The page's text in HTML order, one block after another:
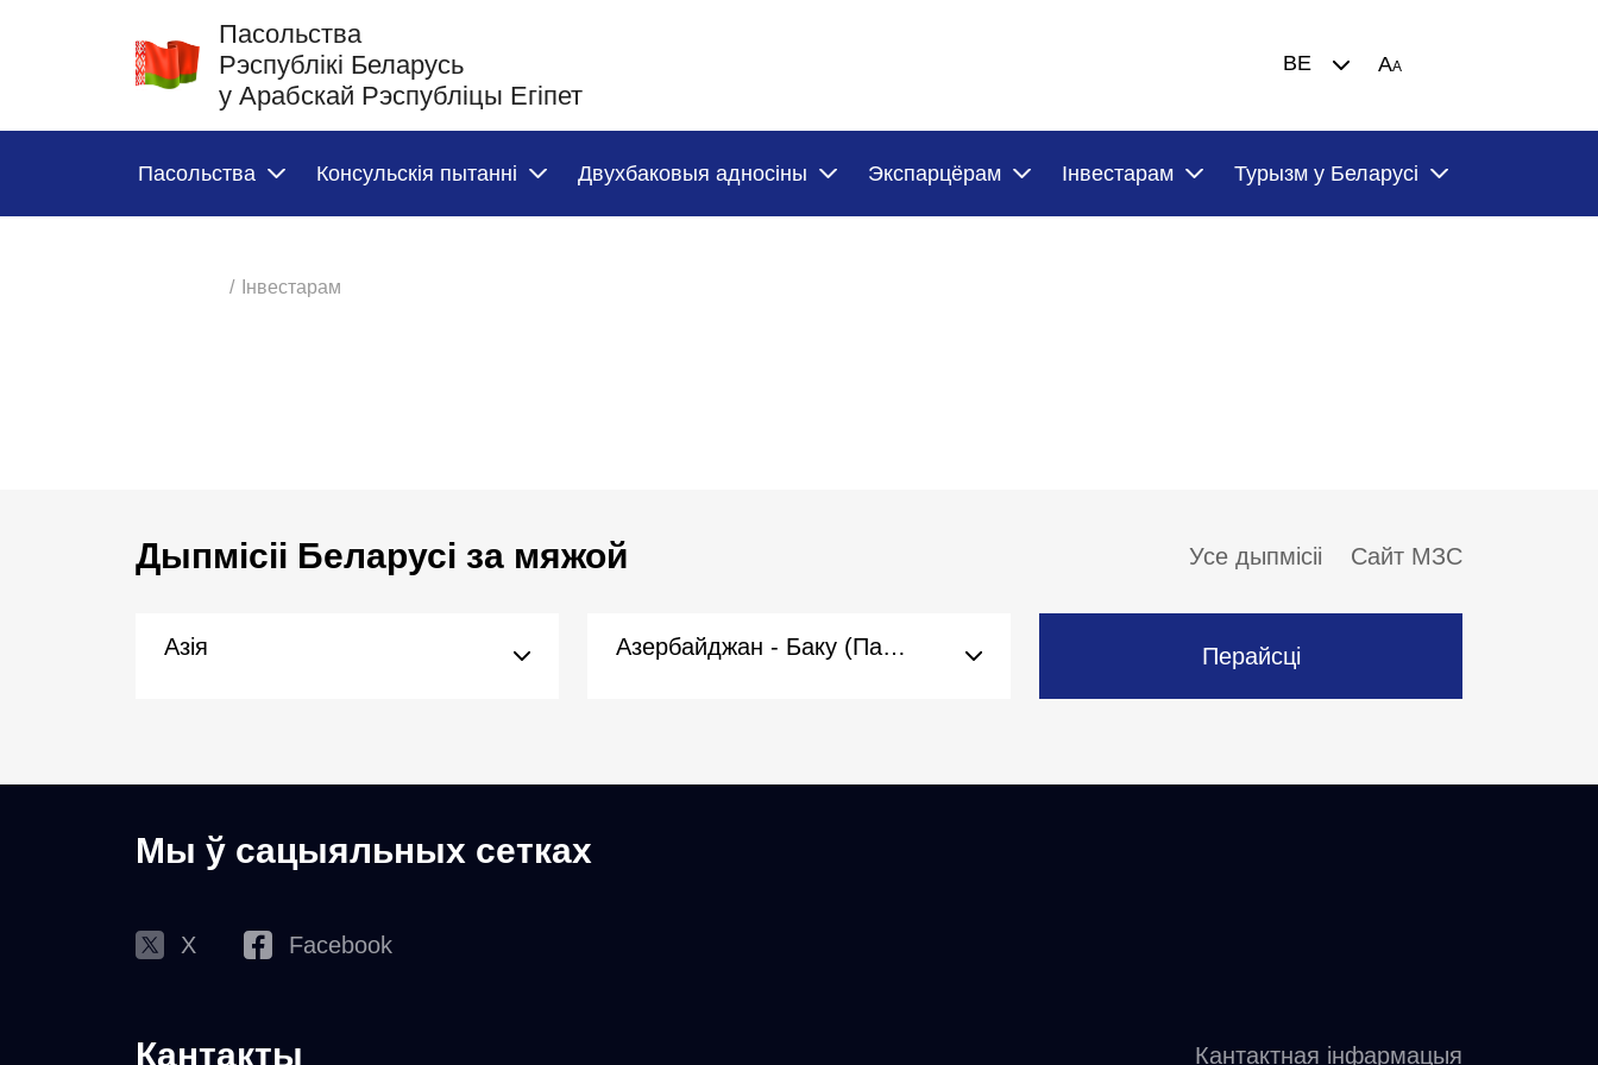
Пасольства
Рэспублікі Беларусь
у Арабскай Рэспубліцы Егіпет
BE AA
Пасольства Консульскія пытанні Двухбаковыя адносіны Экспарцёрам Iнвестарам Турызм у Беларусi
/ Iнвестарам
Дыпмісіі Беларусі за мяжой Усе дыпмісіі Сайт МЗС
Азія Азербайджан - Баку (Пасольства) Перайсці
Мы ў сацыяльных сетках
X Facebook
Кантакты Кантактная інфармацыя